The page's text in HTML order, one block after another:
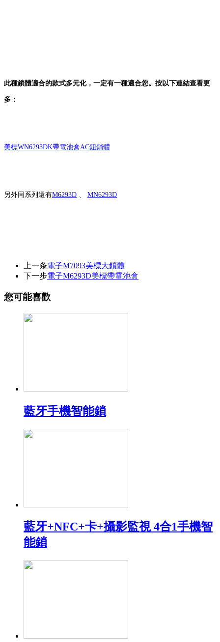
此種鎖體適合的款式多元化，一定有一種適合您。按以下連結查看更
多：
美標WN6293DK帶電池盒AC鈕鎖體
另外同系列還有M6293D 、 MN6293D
上一条電子M7093美標大鎖體
下一步電子M6293D美標帶電池盒
您可能喜歡
藍牙手機智能鎖
藍牙+NFC+卡+攝影監視 4合1手機智
能鎖